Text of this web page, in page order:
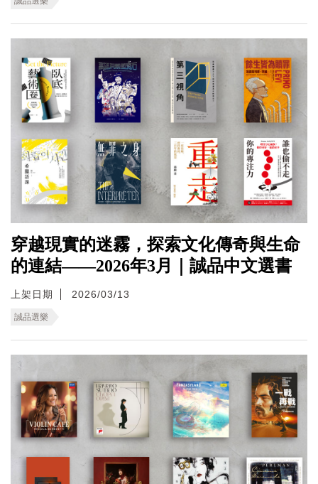
穿越現實的迷霧，探索文化傳奇與生命
的連結——2026年3月｜誠品中文選書
上架日期 2026/03/13
誠品選樂